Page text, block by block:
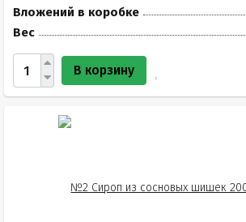
Вложений в коробке
Вес
В корзину